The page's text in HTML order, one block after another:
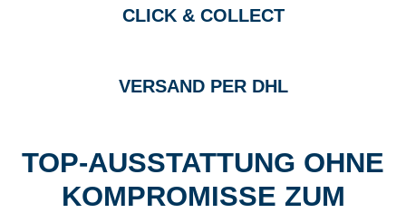
CLICK & COLLECT
VERSAND PER DHL
TOP-AUSSTATTUNG OHNE
KOMPROMISSE ZUM